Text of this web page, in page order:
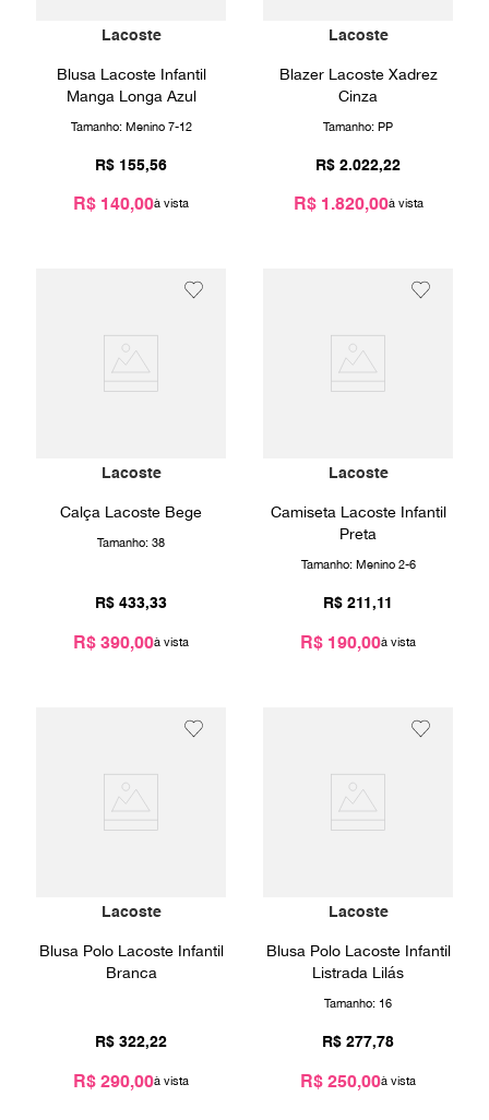
Lacoste
Blusa Lacoste Infantil
Manga Longa Azul
Tamanho: Menino 7-12
R$ 155,56
R$ 140,00
Lacoste
Blazer Lacoste Xadrez
Cinza
Tamanho: PP
R$ 2.022,22
R$ 1.820,00
Lacoste
Calça Lacoste Bege
Tamanho: 38
R$ 433,33
R$ 390,00
Lacoste
Camiseta Lacoste Infantil
Preta
Tamanho: Menino 2-6
R$ 211 ,11
R$ 190,00
Lacoste
Blusa Polo Lacoste Infantil
Branca
R$ 322,22
R$ 290,00
Lacoste
Blusa Polo Lacoste Infantil
Listrada Lilás
Tamanho: 16
R$ 277,78
R$ 250,00